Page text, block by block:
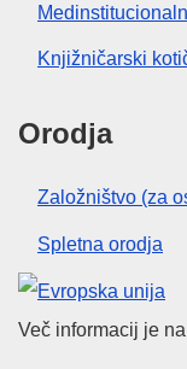
Knjižničarski
Orodja
Založništvo (za
Spletna orodja
Evropska
Več informacij je